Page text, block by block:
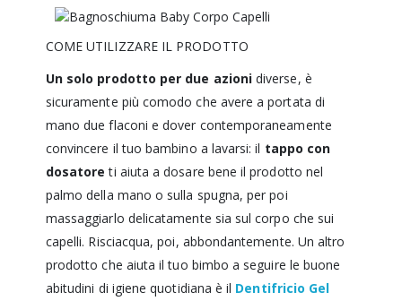
COME UTILIZZARE IL PRODOTTO
Un solo prodotto per due azioni diverse, è
sicuramente più comodo che avere a portata di
mano due flaconi e dover contemporaneamente
convincere il tuo bambino a lavarsi: il tappo con
dosatoreti aiuta a dosare bene il prodotto nel
palmo della mano o sulla spugna, per poi
massaggiarlo delicatamente sia sul corpo che sui
capelli. Risciacqua, poi, abbondantemente. Un altro
prodotto che aiuta il tuo bimbo a seguire le buone
abitudini di igiene quotidiana è il Dentifricio Gel